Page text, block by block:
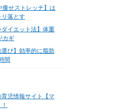
痩せストレッチ】は
リ落とす
ダイエット法】体重
カギ
選び】効率的に脂肪
間
児情報サイト【マ